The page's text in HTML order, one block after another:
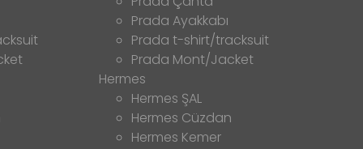
Prada Ayakkabı
Prada t-shirt/tracksuit
Prada Mont/Jacket
Hermes
Hermes ŞAL
Hermes Cüzdan
Hermes Kemer